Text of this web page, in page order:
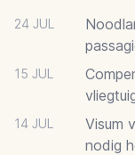
24 JUL
15 JUL
14 JUL
Visum
nodig